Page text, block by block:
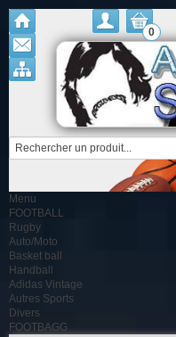
0
Menu
FOOTBALL
Rugby
Auto/Moto
Basket ball
Handball
Adidas Vintage
Autres Sports
Divers
FOOTBAGG